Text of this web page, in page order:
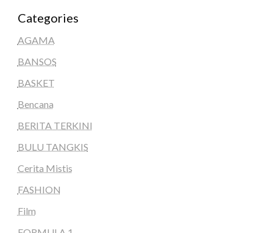
Categories
AGAMA
BANSOS
BASKET
Bencana
BERITA TERKINI
BULU TANGKIS
Cerita Mistis
FASHION
Film